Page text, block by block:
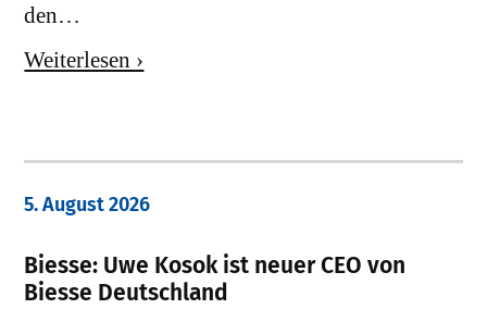
den…
Weiterlesen ›
5. August 2026
Biesse: Uwe Kosok ist neuer CEO von
Biesse Deutschland